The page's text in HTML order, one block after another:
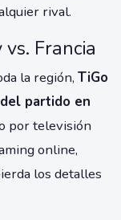
rival.
Francia
la región, TiGo
partido en
por televisión
online,
los detalles